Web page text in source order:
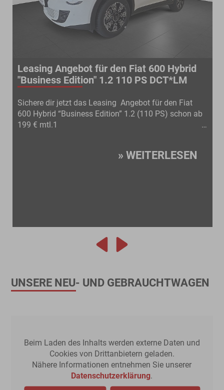
Angebot für den Fiat 600 Hybrid
Edition" 1.2 110 PS DCT*LM
jetzt das Leasing Angebot für den Fiat
“Business Edition” 1.2 (110 PS) schon ab
€ mtl.1
Barpreis : 27.990
109 g/km; CO2-Klasse: C Jetzt anrufen und
hier weiter informieren 1 Ein
Siemensstraße…
» WEITERLESEN
Hybrid
Sichere dir
den Grande
Edition”
Stellantis
UNSERE NEU- UND GEBRAUCHTWAGEN
Beim Laden des Inhalts werden externe Daten und
Cookies von Drittanbietern geladen.
Nähere Informationen entnehmen Sie unserer
Datenschutzerklärung.